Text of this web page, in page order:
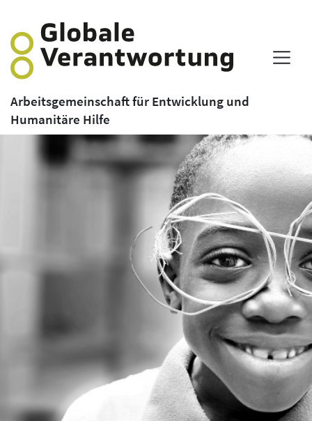
Arbeitsgemeinschaft für Entwicklung und
Humanitäre Hilfe